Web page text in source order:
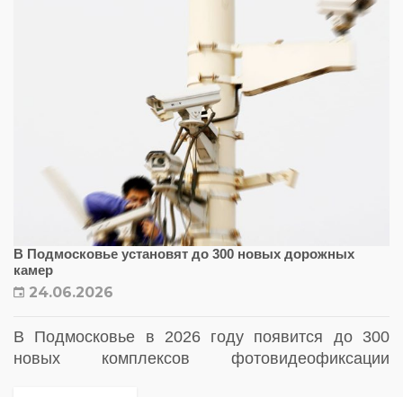
В Подмосковье установят до 300 новых дорожных
камер
24.06.2026
В Подмосковье в 2026 году появится до 300
новых комплексов фотовидеофиксации